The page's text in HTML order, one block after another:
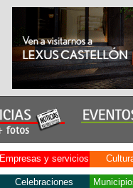
Empresas y servicios
Celebraciones